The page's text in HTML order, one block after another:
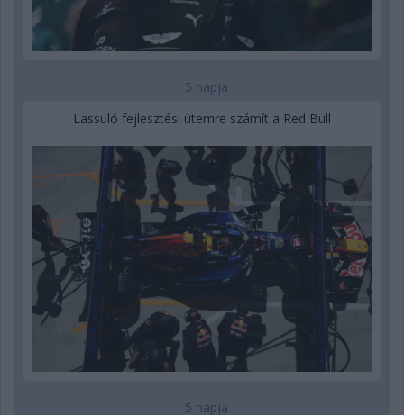
5 napja
Lassuló fejlesztési ütemre számít a Red Bull
5 napja